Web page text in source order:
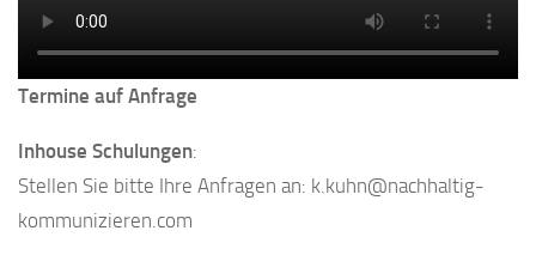
Termine auf Anfrage
Inhouse Schulungen:
Stellen Sie bitte Ihre Anfragen an: k.kuhn@nachhaltig-
kommunizieren.com